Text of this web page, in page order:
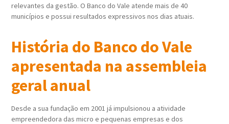
relevantes da gestão. O Banco do Vale atende mais de 40
municípios e possui resultados expressivos nos dias atuais.
História do Banco do Vale
apresentada na assembleia
geral anual
Desde a sua fundação em 2001 já impulsionou a atividade
empreendedora das micro e pequenas empresas e dos